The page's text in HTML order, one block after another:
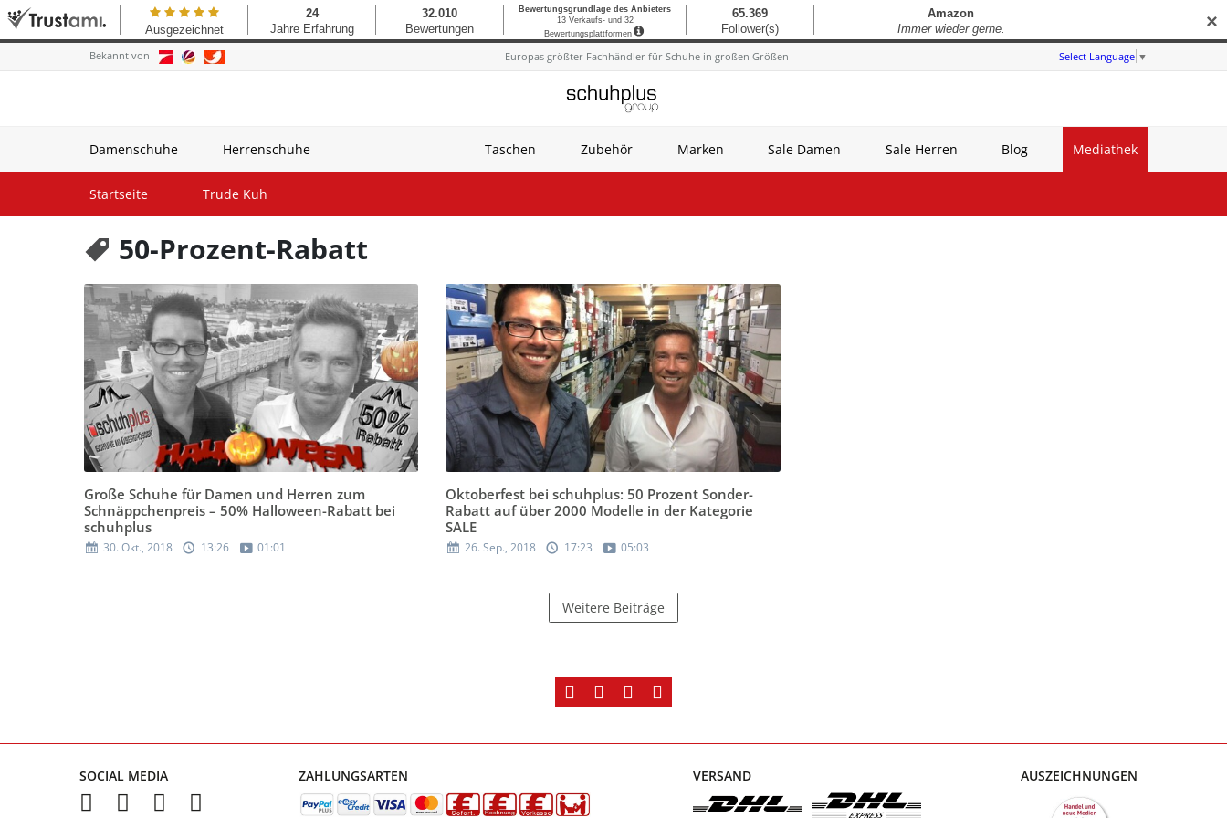
Bekannt von Europas größter Fachhändler für Schuhe in großen Größen Select Language ▼
Damenschuhe Herrenschuhe Taschen Zubehör Marken Sale Damen Sale Herren Blog Mediathek
Startseite Trude Kuh
50-Prozent-Rabatt
Große Schuhe für Damen und Herren zum
Schnäppchenpreis – 50% Halloween-Rabatt bei
schuhplus
30. Okt., 2018 13:26 01:01
Oktoberfest bei schuhplus: 50 Prozent Sonder-
Rabatt auf über 2000 Modelle in der Kategorie
SALE
26. Sep., 2018 17:23 05:03
Weitere Beiträge
SOCIAL MEDIA ZAHLUNGSARTEN VERSAND AUSZEICHNUNGEN
✕